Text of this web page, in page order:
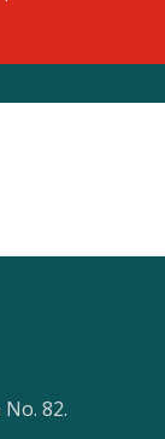
82.